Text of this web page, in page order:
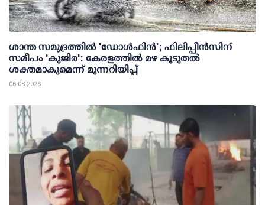
ശാന്ത സമുദ്രത്തില്‍ 'ഡോള്‍ഫിന്‍'; ഫിലിപ്പീന്‍സിന്
സമീപം 'കുജിര': കേരളത്തില്‍ മഴ കൂടുതല്‍
ശക്തമാകുമെന്ന് മുന്നറിയിപ്പ്
06 08 2026